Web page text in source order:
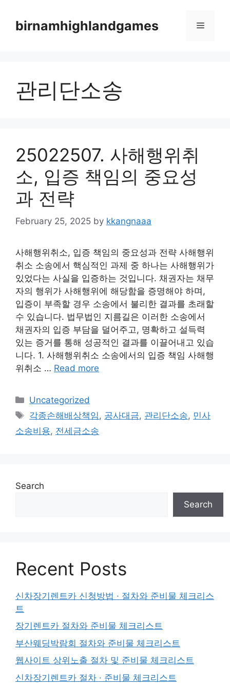
contentbirnamhighlandgames Menu
관리단소송
25022507. 사해행위취
소, 입증 책임의 중요성
과 전략
February 25, 2025 by kkangnaaa
사해행위취소, 입증 책임의 중요성과 전략 사해행위
취소 소송에서 핵심적인 과제 중 하나는 사해행위가
있었다는 사실을 입증하는 것입니다. 채권자는 채무
자의 행위가 사해행위에 해당함을 증명해야 하며,
입증이 부족할 경우 소송에서 불리한 결과를 초래할
수 있습니다. 법무법인 지름길은 이러한 소송에서
채권자의 입증 부담을 덜어주고, 명확하고 설득력
있는 증거를 통해 성공적인 결과를 이끌어내고 있습
니다. 1. 사해행위취소 소송에서의 입증 책임 사해행
위취소 … Read more
Categories
Uncategorized
Tags
각종손해배상책임 , 공사대금, 관리단소송, 민사
소송비용, 전세금소송
Search
Search
Recent Posts
신차장기렌트카 신청방법 · 절차와 준비물 체크리스
트
장기렌트카 절차와 준비물 체크리스트
부산웨딩박람회 절차와 준비물 체크리스트
웹사이트 상위노출 절차 및 준비물 체크리스트
신차장기렌트카 절차 · 준비물 체크리스트